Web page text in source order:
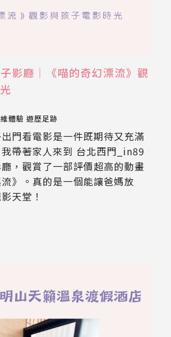
影廳｜《喵的奇幻漂流》觀
體驗 遊歷足跡
門看電影是一件既期待又充滿
帶著家人來到 台北西門_in89
，觀賞了一部評價超高的動畫
》。真的是一個能讓爸媽放
天堂！